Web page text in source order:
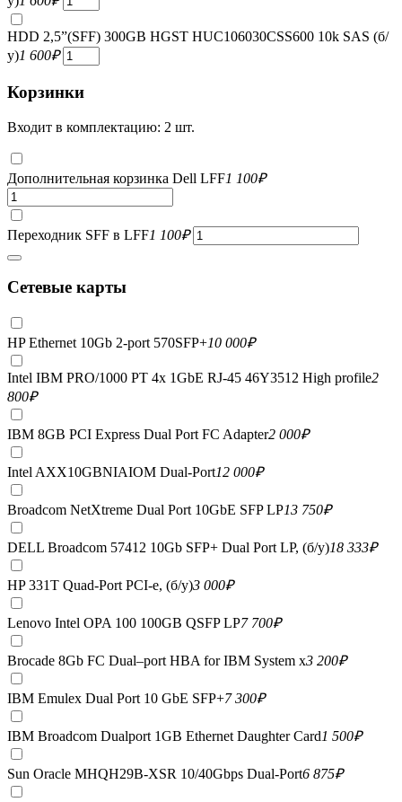
HDD 2,5”(SFF) 300GB HGST HUC106030CSS600 10k SAS (б/
у)1 600₽
Корзинки
Входит в комплектацию: 2 шт.
Дополнительная корзинка Dell LFF1 100₽
Переходник SFF в LFF1 100₽
Сетевые карты
HP Ethernet 10Gb 2-port 570SFP+10 000₽
Intel IBM PRO/1000 PT 4x 1GbE RJ-45 46Y3512 High profile2
800₽
IBM 8GB PCI Express Dual Port FC Adapter2 000₽
Intel AXX10GBNIAIOM Dual-Port12 000₽
Broadcom NetXtreme Dual Port 10GbE SFP LP13 750₽
DELL Broadcom 57412 10Gb SFP+ Dual Port LP, (б/у)18 333₽
HP 331T Quad-Port PCI-e, (б/у)3 000₽
Lenovo Intel OPA 100 100GB QSFP LP7 700₽
Brocade 8Gb FC Dual–port HBA for IBM System x3 200₽
IBM Emulex Dual Port 10 GbE SFP+7 300₽
IBM Broadcom Dualport 1GB Ethernet Daughter Card1 500₽
Sun Oracle MHQH29B-XSR 10/40Gbps Dual-Port6 875₽